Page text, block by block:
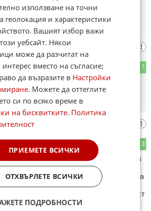
страна....
7
3
но ние с дълг с до 3,8 млрд. евро без
от Министерството на финансите,
колко нов дълг реално е необходим. няма
от Министерството на
Ще се краде яката, без прозрачност
олигарси и продажните политици.
използване на точни
геолокация и характеристики
Вашият избор важи
уебсайт. Някои
може да разчитат на
вместо на съгласие;
да възразите в Настройки
. Можете да оттеглите
си по всяко време в
на бисквитките. Политика
ПРИЕМЕТЕ ВСИЧКИ
ОТХВЪРЛЕТЕ ВСИЧКИ
ПОДРОБНОСТИ